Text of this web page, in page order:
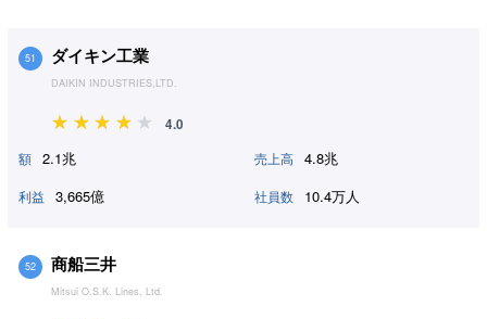
51 ダイキン工業
DAIKIN INDUSTRIES,LTD.
4.0
額 2.1兆 売上高 4.8兆
利益 3,665億 社員数 10.4万人
52 商船三井
Mitsui O.S.K. Lines, Ltd.